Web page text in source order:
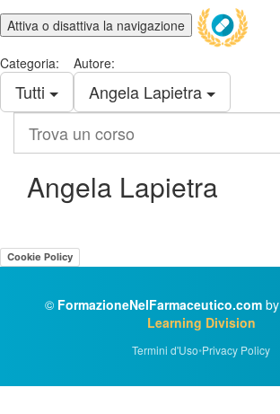
Attiva o disattiva la navigazione
Categoria:
Tutti
Autore:
Angela Lapietra
corso
Angela Lapietra
Cookie Policy
© FormazioneNelFarmaceutico.com by
Learning Division
Termini d'Uso•Privacy Policy